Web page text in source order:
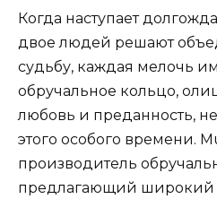
Когда наступает
двое людей решают
судьбу, каждая мелочь
обручальное кольцо,
любовь и преданность,
этого особого времени.
производитель
предлагающий широкий